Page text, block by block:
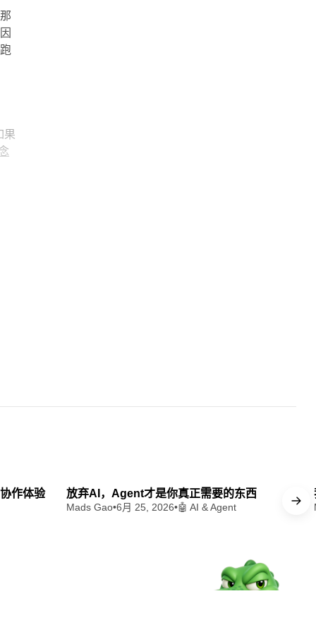
果
作体验 放弃AI，Agent才是你真正需要的东西
Mads Gao•6月 25, 2026•🤖 AI & Agent